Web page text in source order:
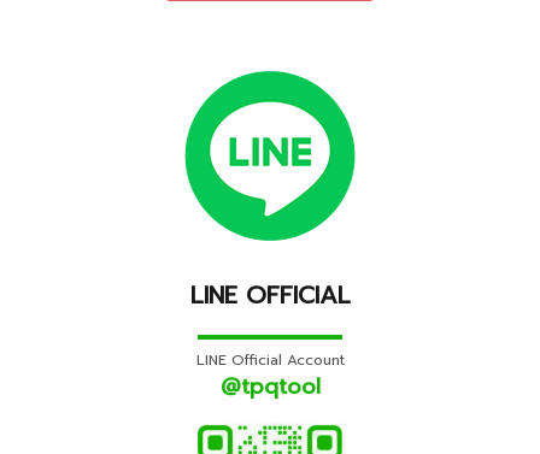
LINE OFFICIAL
▬▬▬▬▬▬▬▬▬▬
LINE Official Account
@tpqtool